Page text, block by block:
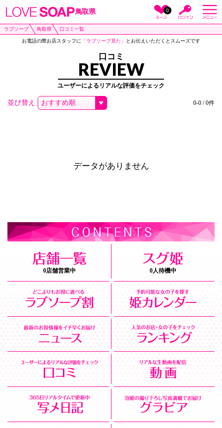
鳥取県 0
ラブソープ 鳥取県 口コミ一覧
お電話の際お店スタッフに 「ラブソープ見た」 とお伝えいただくとスムーズです
口コミ
REVIEW
ユーザーによるリアルな評価をチェック
並び替え 0-0 / 0件
データがありません
0店舗営業中 0人待機中